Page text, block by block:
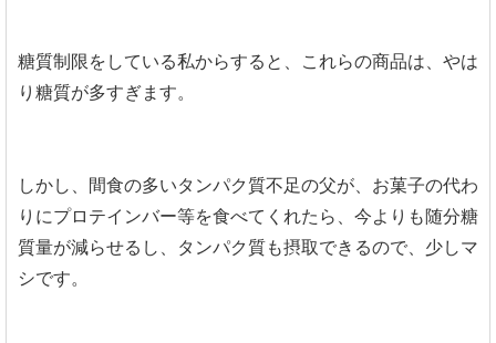
糖質制限をしている私からすると、これらの商品は、やは
り糖質が多すぎます。
しかし、間食の多いタンパク質不足の父が、お菓子の代わ
りにプロテインバー等を食べてくれたら、今よりも随分糖
質量が減らせるし、タンパク質も摂取できるので、少しマ
シです。